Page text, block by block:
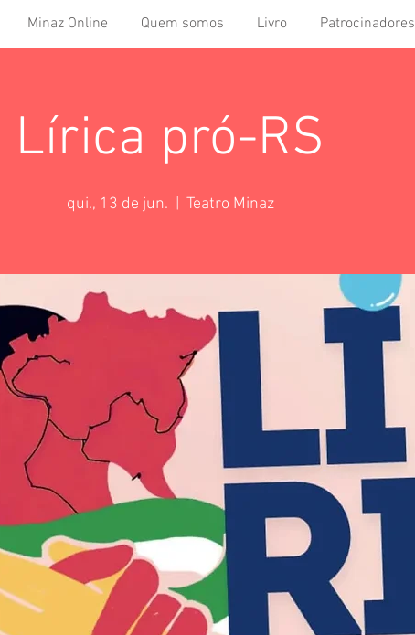
Minaz Online Quem somos Livro Patrocinadores
Lírica pró-RS
qui., 13 de jun. Teatro Minaz